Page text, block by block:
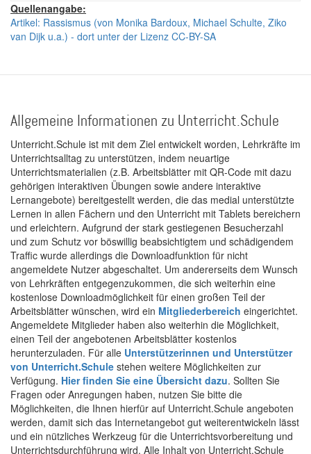
Quellenangabe:
Artikel: Rassismus (von Monika Bardoux, Michael Schulte, Ziko
van Dijk u.a.) - dort unter der Lizenz CC-BY-SA
Allgemeine Informationen zu Unterricht.Schule
Unterricht.Schule ist mit dem Ziel entwickelt worden, Lehrkräfte im
Unterrichtsalltag zu unterstützen, indem neuartige
Unterrichtsmaterialien (z.B. Arbeitsblätter mit QR-Code mit dazu
gehörigen interaktiven Übungen sowie andere interaktive
Lernangebote) bereitgestellt werden, die das medial unterstützte
Lernen in allen Fächern und den Unterricht mit Tablets bereichern
und erleichtern. Aufgrund der stark gestiegenen Besucherzahl
und zum Schutz vor böswillig beabsichtigtem und schädigendem
Traffic wurde allerdings die Downloadfunktion für nicht
angemeldete Nutzer abgeschaltet. Um andererseits dem Wunsch
von Lehrkräften entgegenzukommen, die sich weiterhin eine
kostenlose Downloadmöglichkeit für einen großen Teil der
Arbeitsblätter wünschen, wird ein Mitgliederbereich eingerichtet.
Angemeldete Mitglieder haben also weiterhin die Möglichkeit,
einen Teil der angebotenen Arbeitsblätter kostenlos
herunterzuladen. Für alle Unterstützerinnen und Unterstützer
von Unterricht.Schule stehen weitere Möglichkeiten zur
Verfügung. Hier finden Sie eine Übersicht dazu. Sollten Sie
Fragen oder Anregungen haben, nutzen Sie bitte die
Möglichkeiten, die Ihnen hierfür auf Unterricht.Schule angeboten
werden, damit sich das Internetangebot gut weiterentwickeln lässt
und ein nützliches Werkzeug für die Unterrichtsvorbereitung und
Unterrichtsdurchführung wird. Alle Inhalt von Unterricht.Schule